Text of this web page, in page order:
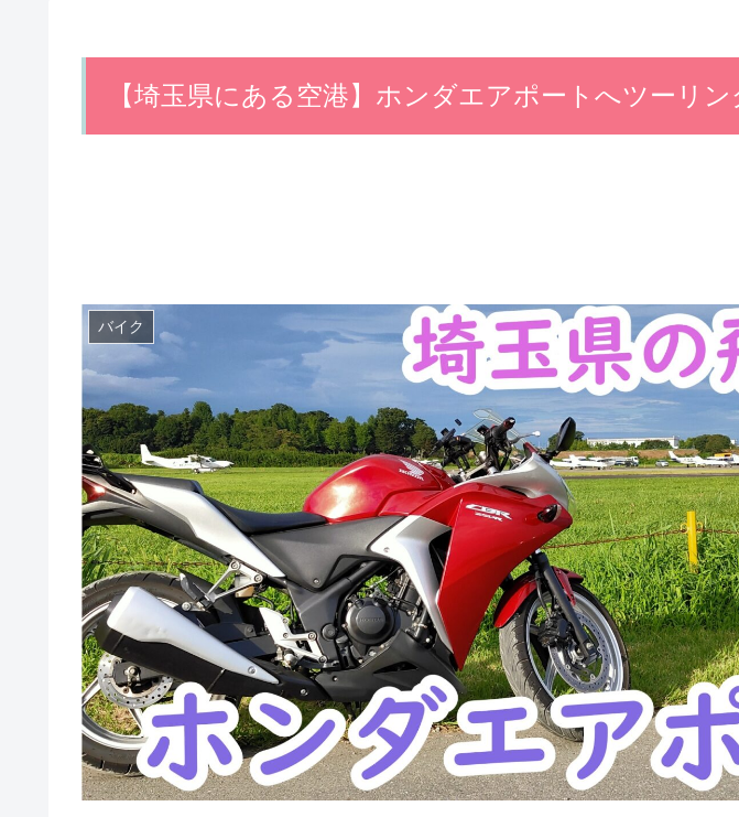
【埼玉県にある空港】ホンダエアポートへツーリン
バイク